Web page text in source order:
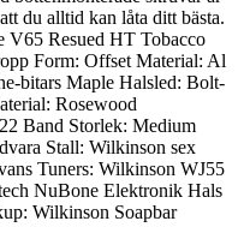
du alltid kan låta ditt bästa.
V65 Resued HT Tobacco
Form: Offset Material: Al
bitars Maple Halsled: Bolt-
Rosewood
Band Storlek: Medium
Stall: Wilkinson sex
Tuners: Wilkinson WJ55
NuBone Elektronik Hals
Wilkinson Soapbar